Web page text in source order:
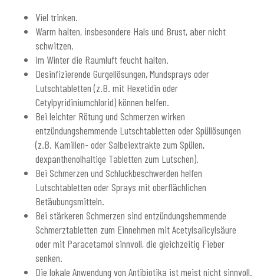
Viel trinken.
Warm halten, insbesondere Hals und Brust, aber nicht
schwitzen.
Im Winter die Raumluft feucht halten.
Desinfizierende Gurgellösungen, Mundsprays oder
Lutschtabletten (z.B. mit Hexetidin oder
Cetylpyridiniumchlorid) können helfen.
Bei leichter Rötung und Schmerzen wirken
entzündungshemmende Lutschtabletten oder Spüllösungen
(z.B. Kamillen- oder Salbeiextrakte zum Spülen,
dexpanthenolhaltige Tabletten zum Lutschen).
Bei Schmerzen und Schluckbeschwerden helfen
Lutschtabletten oder Sprays mit oberflächlichen
Betäubungsmitteln.
Bei stärkeren Schmerzen sind entzündungshemmende
Schmerztabletten zum Einnehmen mit Acetylsalicylsäure
oder mit Paracetamol sinnvoll, die gleichzeitig Fieber
senken.
Die lokale Anwendung von Antibiotika ist meist nicht sinnvoll.